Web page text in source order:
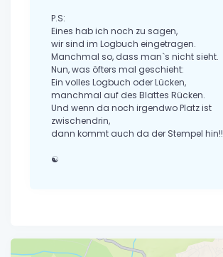
P.S:
Eines hab ich noch zu sagen,
wir sind im Logbuch eingetragen.
Manchmal so, dass man`s nicht sieht.
Nun, was öfters mal geschieht:
Ein volles Logbuch oder Lücken,
manchmal auf des Blattes Rücken.
Und wenn da noch irgendwo Platz ist
zwischendrin,
dann kommt auch da der Stempel hin!!
☯